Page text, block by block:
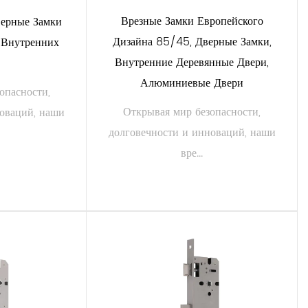
складов и фабрик с помощью наших надежных замков,
учреждений, медицинских учреждений и
слесарей и подрядчиков. Наши замки поставляются с
готова оказать помощь в случае необходимости.
настроить в соответствии с конкретными
с усовершенствованной конструкцией корпуса
Замки
наши
Врезные Замки Европейского
Дизайна 85/45, Дверные Замки,
Внутренние Деревянные Двери,
Алюминиевые Двери
Открывая мир безопасности,
долговечности и инноваций, наши
вре...